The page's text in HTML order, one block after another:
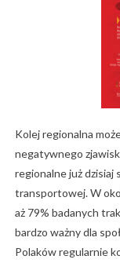
Kolej regionalna
negatywnego
regionalne już
transportowej. W
aż 79% badanych
bardzo ważny dla
Polaków regularnie